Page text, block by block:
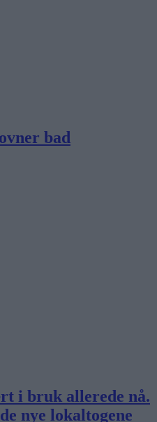
bad
i bruk allerede nå.
nye lokaltogene